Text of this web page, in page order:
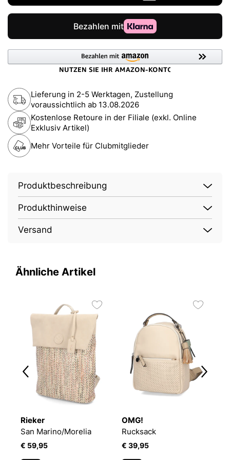
Lieferung in 2-5 Werktagen, Zustellung
voraussichtlich ab 13.08.2026
Kostenlose Retoure in der Filiale (exkl. Online
Exklusiv Artikel)
Mehr Vorteile für Clubmitglieder
Produktbeschreibung
Produkthinweise
Versand
Ähnliche Artikel
Rieker
San Marino/Morelia
€ 59,95
OMG!
Rucksack
€ 39,95